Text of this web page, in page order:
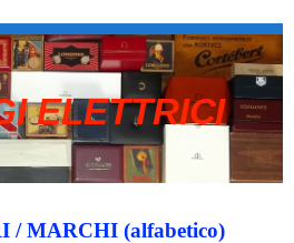
ELETTRICI
/ MARCHI (alfabetico)